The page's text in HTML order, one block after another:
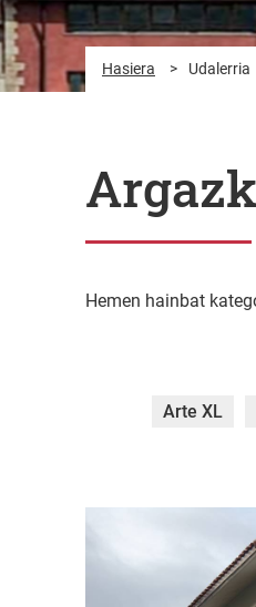
Hasiera > Udalerria
Hemen hainbat
Arte XL